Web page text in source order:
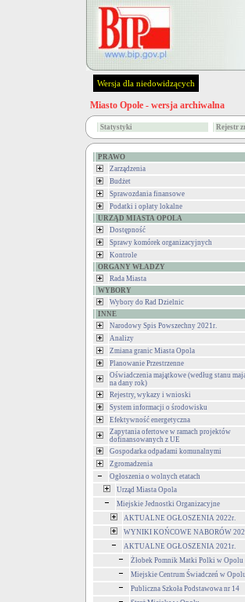
Wersja dla niedowidzących
Miasto Opole - wersja archiwalna
Statystyki Rejestr
PRAWO
Zarządzenia
Budżet
Sprawozdania finansowe
Podatki i opłaty lokalne
URZĄD MIASTA OPOLA
Dostępność
Sprawy komórek organizacyjnych
Kontrole
ORGANY WŁADZY
Rada Miasta
WYBORY
Wybory do Rad Dzielnic
INNE
Narodowy Spis Powszechny 2021r.
Analizy
Zmiana granic Miasta Opola
Planowanie Przestrzenne
Oświadczenia majątkowe (według stanu
na dany rok)
Rejestry, wykazy i wnioski
System informacji o środowisku
Efektywność energetyczna
Zapytania ofertowe w ramach projektów
dofinansowanych z UE
Gospodarka odpadami komunalnymi
Zgromadzenia
Ogłoszenia o wolnych etatach
Urząd Miasta Opola
Miejskie Jednostki Organizacyjne
AKTUALNE OGŁOSZENIA 2022r.
WYNIKI KOŃCOWE NABORÓW
AKTUALNE OGŁOSZENIA 2021r.
Żłobek Pomnik Matki Polki w Opolu
Miejskie Centrum Świadczeń w Opolu
Publiczna Szkoła Podstawowa nr 14